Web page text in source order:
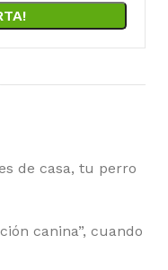
de casa, tu perro
canina”, cuando